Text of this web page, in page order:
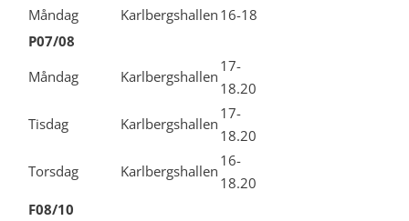
Måndag
Karlbergshallen 16-18
P07/08
Måndag
Karlbergshallen
17-
18.20
Tisdag
Karlbergshallen
17-
18.20
Torsdag
Karlbergshallen
16-
18.20
F08/10